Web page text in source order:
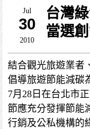
Jul
30
2010
台灣
當選
結合觀光旅遊業者
倡導旅遊節能減碳
7月28日在台北市
節應充分發揮節能
行銷及公私機構的